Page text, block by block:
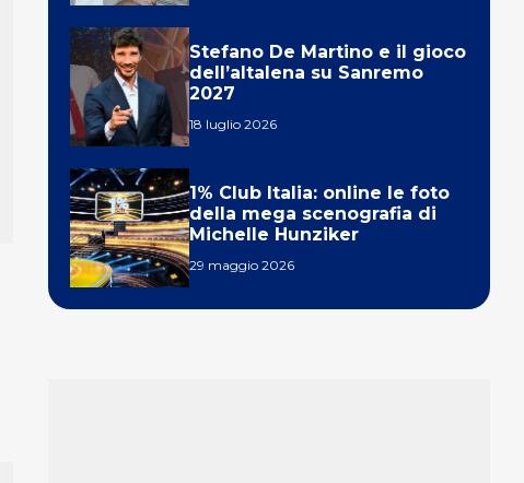
Stefano De Martino e il gioco
dell’altalena su Sanremo
2027
18 luglio 2026
1% Club Italia: online le foto
della mega scenografia di
Michelle Hunziker
29 maggio 2026